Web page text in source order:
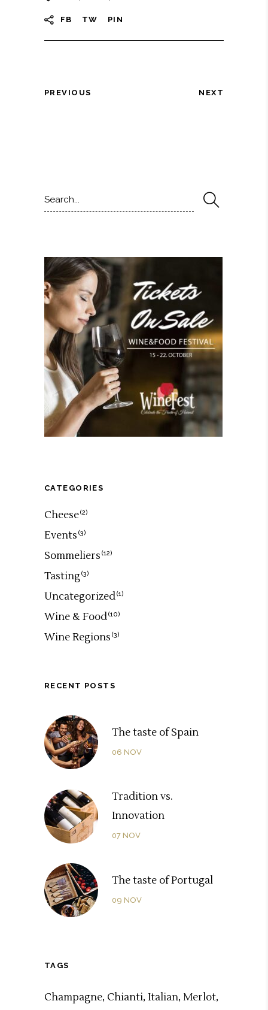
FB TW PIN
PREVIOUS NEXT
for:
CATEGORIES
Cheese(2)
Events (3)
Sommeliers (12)
Tasting(3)
Uncategorized(1)
Wine & Food(10)
Wine Regions (3)
RECENT POSTS
The taste of Spain
06 NOV
Tradition vs.
Innovation
07 NOV
The taste of Portugal
09 NOV
TAGS
Champagne Chianti Italian Merlot